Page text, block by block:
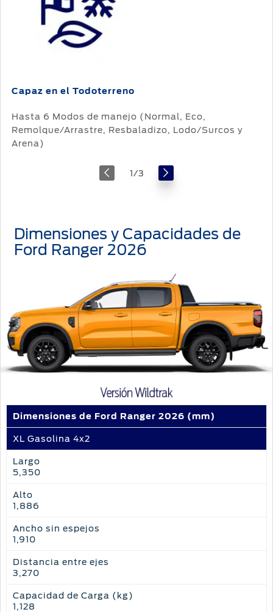
1/3
Capaz en el Todoterreno
Hasta 6 Modos de manejo (Normal, Eco,
Remolque/Arrastre, Resbaladizo, Lodo/Surcos y
Arena)
Dimensiones y Capacidades de
Ford Ranger 2026
Dimensiones de Ford Ranger 2026 (mm)
XL Gasolina 4x2
Largo
5,350
Alto
1,886
Ancho sin espejos
1,910
Distancia entre ejes
3,270
Capacidad de Carga (kg)
1,128